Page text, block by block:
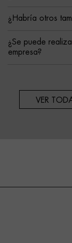
¿Habría otros
¿Se puede
empresa?
VER